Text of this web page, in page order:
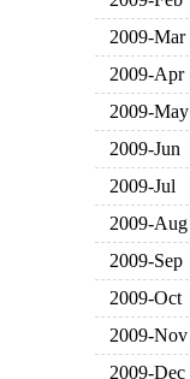
2009-Mar
2009-Apr
2009-May
2009-Jun
2009-Jul
2009-Aug
2009-Sep
2009-Oct
2009-Nov
2009-Dec